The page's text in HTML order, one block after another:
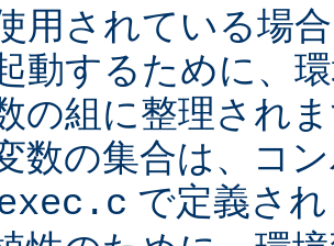
用されている場
動するために、
の組に整理され
数の集合は、コ
で定義さ